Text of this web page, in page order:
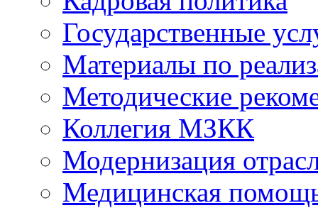
Государственные
Материалы по
Методические
Коллегия МЗКК
Модернизация
Медицинская